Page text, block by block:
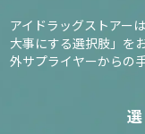
アイドラッグストアー
大事にする選択肢」を
外サプライヤーからの